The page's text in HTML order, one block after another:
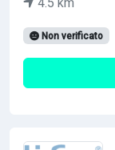
Non verificato